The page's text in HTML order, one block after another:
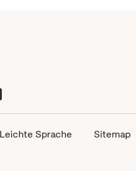
Leichte Sprache Sitemap